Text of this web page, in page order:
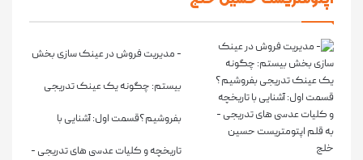
- مدیریت فروش در عینک سازی بخش
بیستم: چگونه یک عینک تدریجی
بفروشیم؟قسمت اول: آشنایی با
تاریخچه و کلیات عدسی های تدریجی -